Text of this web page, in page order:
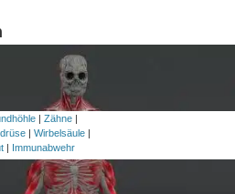
|Zähne
|Wirbelsäule
| Immunabwehr